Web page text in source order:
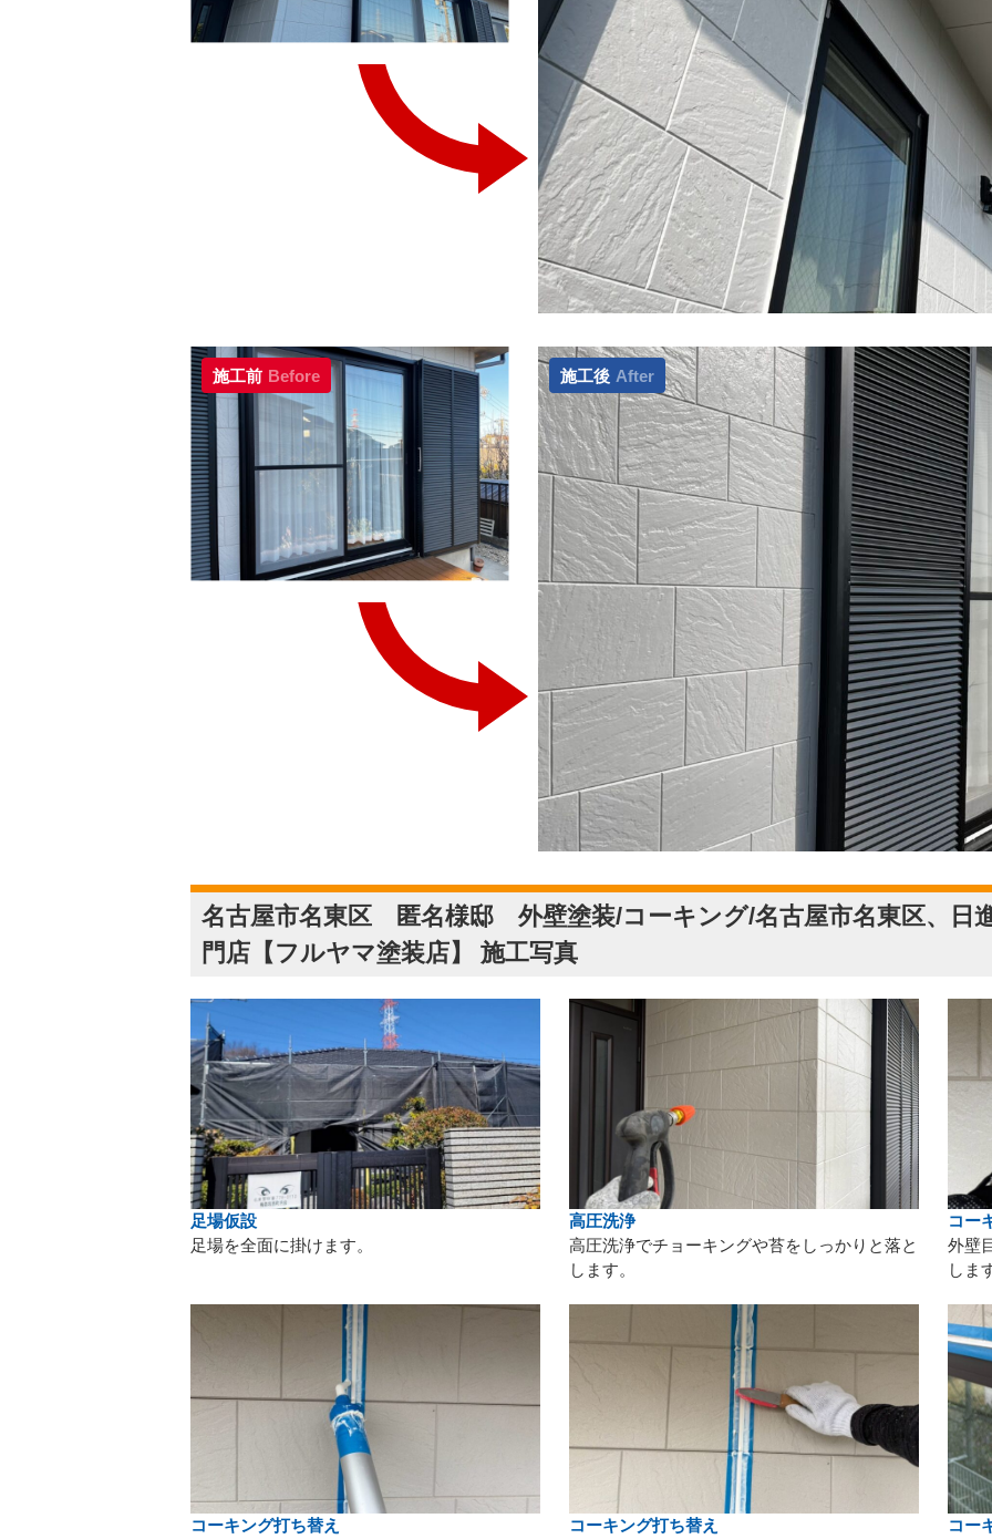
施工前 Before 施工後 After
名古屋市名東区 匿名様邸 外壁塗装/コーキング/名古屋市名東区、日
門店【フルヤマ塗装店】 施工写真
足場仮設
足場を全面に掛けます。
高圧洗浄
高圧洗浄でチョーキングや苔をしっかりと落と
します。
コー
外壁
しま
コーキング打ち替え コーキング打ち替え コー